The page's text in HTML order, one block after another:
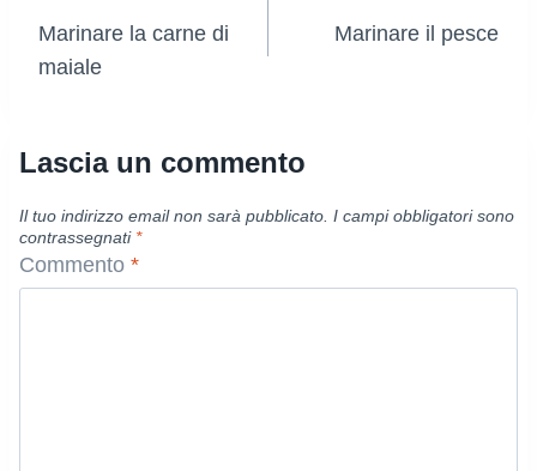
articoli
Marinare la carne di
maiale
Marinare il pesce
Lascia un commento
Il tuo indirizzo email non sarà pubblicato. I campi obbligatori sono
contrassegnati *
Commento *